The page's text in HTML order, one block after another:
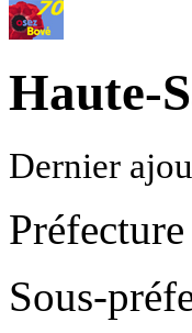
Haute-
Dernier
Sous-